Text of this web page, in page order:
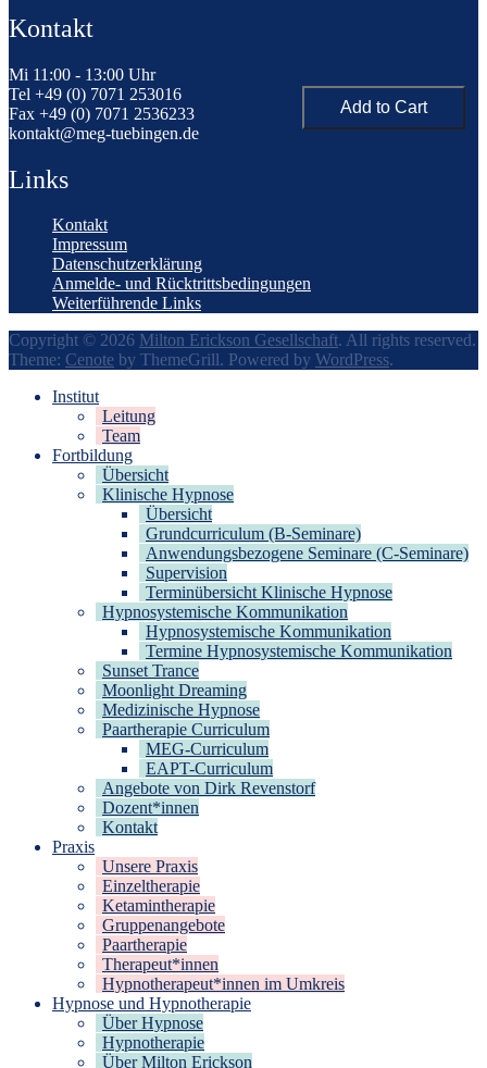
Kontakt
Mi 11:00 - 13:00 Uhr
Tel +49 (0) 7071 253016
Fax +49 (0) 7071 2536233
kontakt@meg-tuebingen.de
Links
Kontakt
Impressum
Datenschutzerklärung
Anmelde- und Rücktrittsbedingungen
Weiterführende Links
Copyright © 2026 Milton Erickson Gesellschaft. All rights reserved.
Theme: Cenote by ThemeGrill. Powered by WordPress.
Institut
Leitung
Team
Fortbildung
Übersicht
Klinische Hypnose
Übersicht
Grundcurriculum (B-Seminare)
Anwendungsbezogene Seminare (C-Seminare)
Supervision
Terminübersicht Klinische Hypnose
Hypnosystemische Kommunikation
Hypnosystemische Kommunikation
Termine Hypnosystemische Kommunikation
Sunset Trance
Moonlight Dreaming
Medizinische Hypnose
Paartherapie Curriculum
MEG-Curriculum
EAPT-Curriculum
Angebote von Dirk Revenstorf
Dozent*innen
Kontakt
Praxis
Unsere Praxis
Einzeltherapie
Ketamintherapie
Gruppenangebote
Paartherapie
Therapeut*innen
Hypnotherapeut*innen im Umkreis
Hypnose und Hypnotherapie
Über Hypnose
Hypnotherapie
Über Milton Erickson